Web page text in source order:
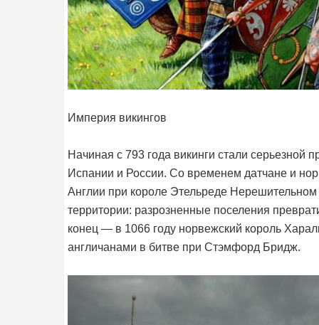
Империя викингов
Начиная с 793 года викинги стали серьезной
Испании и России. Со временем датчане и
Англии при короле Этельреде Нерешительном
территории: разрозненные поселения
конец — в 1066 году норвежский король
англичанами в битве при Стэмфорд Бридж.